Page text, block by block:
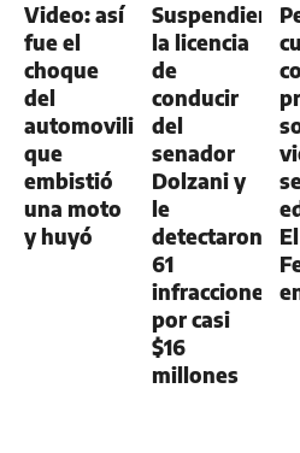
Video: así
fue el
choque
del
automovilista
que
embistió
una moto
y huyó
Suspendieron
la licencia
de
conducir
del
senador
Dolzani y
le
detectaron
61
infracciones
por casi
$16
millones